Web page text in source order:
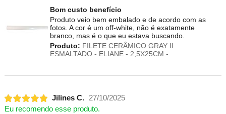
Bom custo benefício
Produto veio bem embalado e de acordo com as
fotos. A cor é um off-white, não é exatamente
branco, mas é o que eu estava buscando.
Produto: FILETE CERÂMICO GRAY II
ESMALTADO - ELIANE - 2,5X25CM -
Jilines C. 27/10/2025
Eu recomendo esse produto.